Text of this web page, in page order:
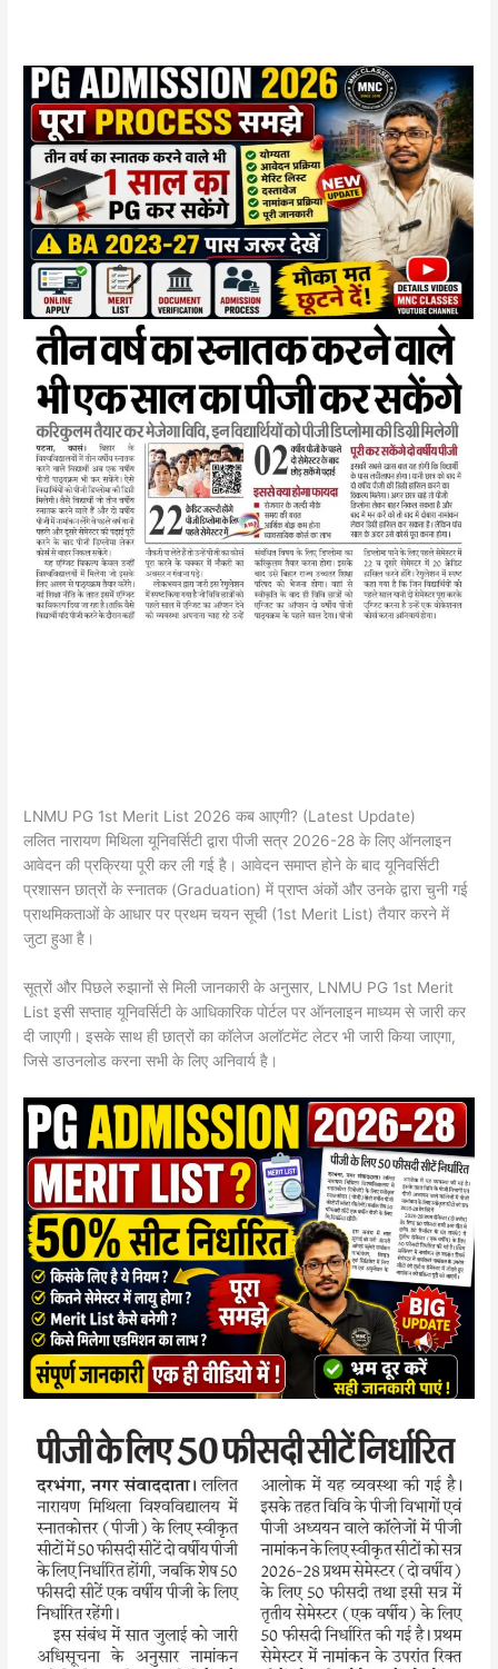
LNMU PG 1st Merit List 2026 कब आएगी? (Latest Update)
​ललित नारायण मिथिला यूनिवर्सिटी द्वारा पीजी सत्र 2026-28 के लिए ऑनलाइन
आवेदन की प्रक्रिया पूरी कर ली गई है। आवेदन समाप्त होने के बाद यूनिवर्सिटी
प्रशासन छात्रों के स्नातक (Graduation) में प्राप्त अंकों और उनके द्वारा चुनी गई
प्राथमिकताओं के आधार पर प्रथम चयन सूची (1st Merit List) तैयार करने में
जुटा हुआ है।
​सूत्रों और पिछले रुझानों से मिली जानकारी के अनुसार, LNMU PG 1st Merit
List इसी सप्ताह यूनिवर्सिटी के आधिकारिक पोर्टल पर ऑनलाइन माध्यम से जारी कर
दी जाएगी। इसके साथ ही छात्रों का कॉलेज अलॉटमेंट लेटर भी जारी किया जाएगा,
जिसे डाउनलोड करना सभी के लिए अनिवार्य है।